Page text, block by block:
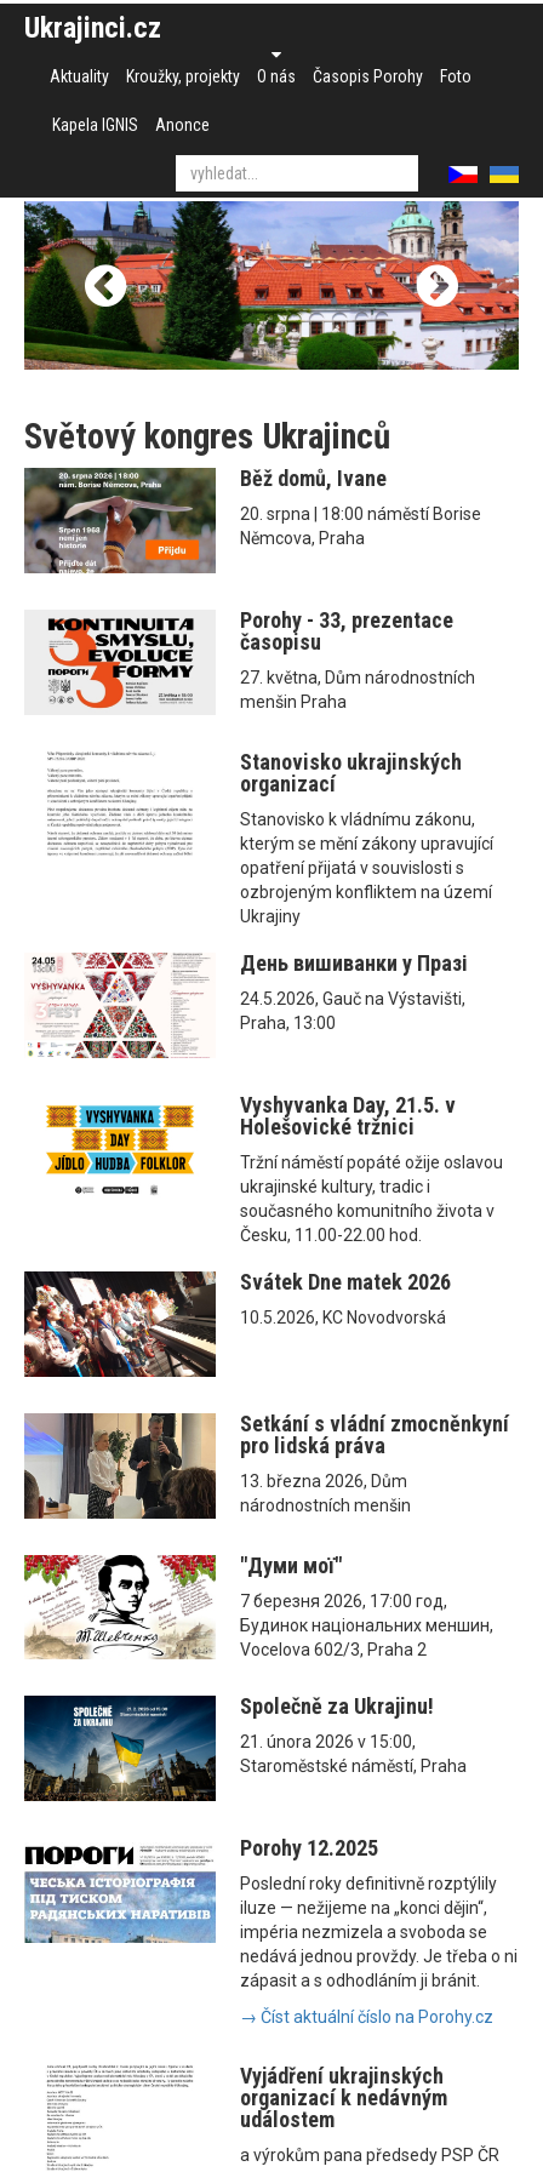
Ukrajinci.cz
Aktuality Kroužky, projekty O nás Časopis Porohy Foto
Kapela IGNIS Anonce
Světový kongres Ukrajinců
Běž domů, Ivane
20. srpna | 18:00 náměstí Borise
Němcova, Praha
Porohy - 33, prezentace
časopisu
27. května, Dům národnostních
menšin Praha
Stanovisko ukrajinských
organizací
Stanovisko k vládnímu zákonu,
kterým se mění zákony upravující
opatření přijatá v souvislosti s
ozbrojeným konfliktem na území
Ukrajiny
День вишиванки у Празі
24.5.2026, Gauč na Výstavišti,
Praha, 13:00
Vyshyvanka Day, 21.5. v
Holešovické tržnici
Tržní náměstí popáté ožije oslavou
ukrajinské kultury, tradic i
současného komunitního života v
Česku, 11.00-22.00 hod.
Svátek Dne matek 2026
10.5.2026, KC Novodvorská
Setkání s vládní zmocněnkyní
pro lidská práva
13. března 2026, Dům
národnostních menšin
"Думи мої"
7 березня 2026, 17:00 год,
Будинок національних меншин,
Vocelova 602/3, Praha 2
Společně za Ukrajinu!
21. února 2026 v 15:00,
Staroměstské náměstí, Praha
Porohy 12.2025
Poslední roky definitivně rozptýlily
iluze — nežijeme na „konci dějin“,
impéria nezmizela a svoboda se
nedává jednou provždy. Je třeba o ni
zápasit a s odhodláním ji bránit.
→ Číst aktuální číslo na Porohy.cz
Vyjádření ukrajinských
organizací k nedávným
událostem
a výrokům pana předsedy PSP ČR